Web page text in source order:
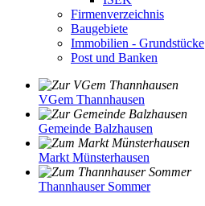
Firmenverzeichnis
Baugebiete
Immobilien - Grundstücke
Post und Banken
VGem Thannhausen
Gemeinde Balzhausen
Markt Münsterhausen
Thannhauser Sommer